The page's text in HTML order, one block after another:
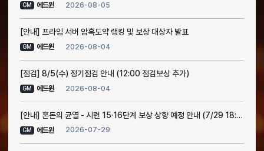
GM 에드윈 2026-08-05
[안내] 프라임 서버 암흑도약 랭킹 및 보상 대상자 발표
GM 에드윈 2026-08-04
[점검] 8/5(수) 정기점검 안내 (12:00 점검보상 추가)
GM 에드윈 2026-08-04
[안내] 혼돈의 균열 - 시련 15·16단계 보상 상향 예정 안내 (7/29 18:30 소급 적용 안내 추가)
GM 에드윈 2026-07-29